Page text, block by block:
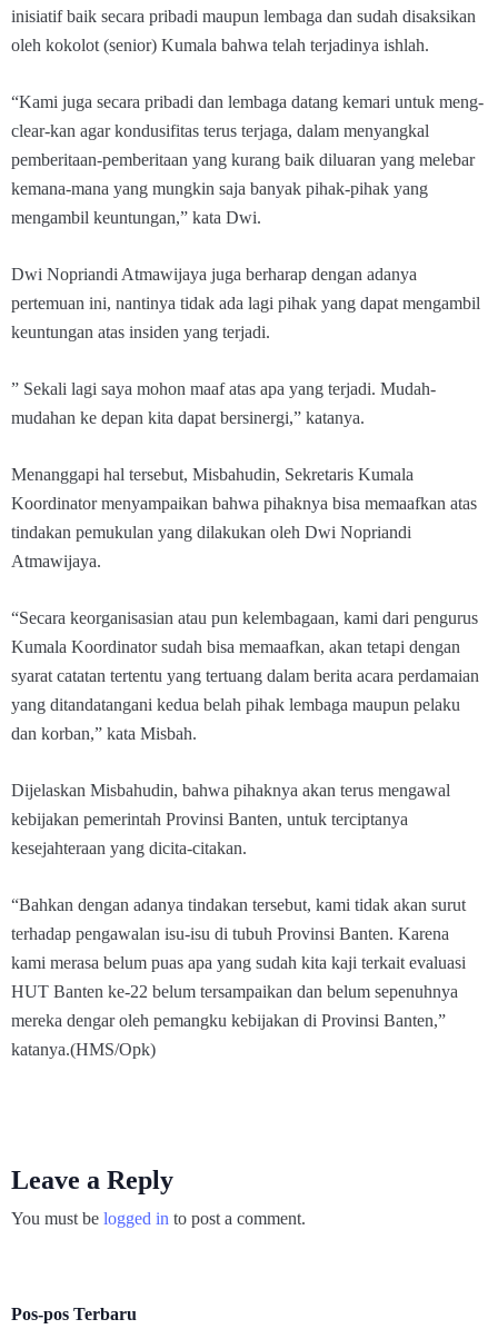
inisiatif baik secara pribadi maupun lembaga dan sudah disaksikan
oleh kokolot (senior) Kumala bahwa telah terjadinya ishlah.
“Kami juga secara pribadi dan lembaga datang kemari untuk meng-
clear-kan agar kondusifitas terus terjaga, dalam menyangkal
pemberitaan-pemberitaan yang kurang baik diluaran yang melebar
kemana-mana yang mungkin saja banyak pihak-pihak yang
mengambil keuntungan,” kata Dwi.
Dwi Nopriandi Atmawijaya juga berharap dengan adanya
pertemuan ini, nantinya tidak ada lagi pihak yang dapat mengambil
keuntungan atas insiden yang terjadi.
” Sekali lagi saya mohon maaf atas apa yang terjadi. Mudah-
mudahan ke depan kita dapat bersinergi,” katanya.
Menanggapi hal tersebut, Misbahudin, Sekretaris Kumala
Koordinator menyampaikan bahwa pihaknya bisa memaafkan atas
tindakan pemukulan yang dilakukan oleh Dwi Nopriandi
Atmawijaya.
“Secara keorganisasian atau pun kelembagaan, kami dari pengurus
Kumala Koordinator sudah bisa memaafkan, akan tetapi dengan
syarat catatan tertentu yang tertuang dalam berita acara perdamaian
yang ditandatangani kedua belah pihak lembaga maupun pelaku
dan korban,” kata Misbah.
Dijelaskan Misbahudin, bahwa pihaknya akan terus mengawal
kebijakan pemerintah Provinsi Banten, untuk terciptanya
kesejahteraan yang dicita-citakan.
“Bahkan dengan adanya tindakan tersebut, kami tidak akan surut
terhadap pengawalan isu-isu di tubuh Provinsi Banten. Karena
kami merasa belum puas apa yang sudah kita kaji terkait evaluasi
HUT Banten ke-22 belum tersampaikan dan belum sepenuhnya
mereka dengar oleh pemangku kebijakan di Provinsi Banten,”
katanya.(HMS/Opk)
Leave a Reply
You must be logged in to post a comment.
Pos-pos Terbaru